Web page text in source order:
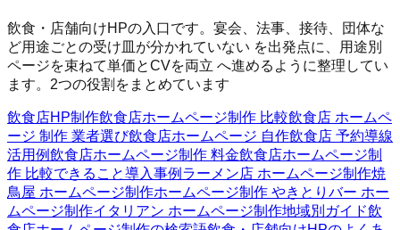
飲食・店舗向けHPの入口です。宴会、法事、接待、団体な
ど用途ごとの受け皿が分かれていない を出発点に、用途別
ページを束ねて単価とCVを両立 へ進めるように整理してい
ます。2つの役割をまとめています
飲食店HP制作飲食店ホームページ制作 比較飲食店 ホームペ
ージ 制作 業者選び飲食店ホームページ 自作飲食店 予約導線
活用例飲食店ホームページ制作 料金飲食店ホームページ制
作 比較できること導入事例 ラーメン店 ホームページ制作焼
鳥屋 ホームページ制作ホームページ制作 やきとり バー ホー
ムページ制作イタリアン ホームページ制作地域別ガイド飲